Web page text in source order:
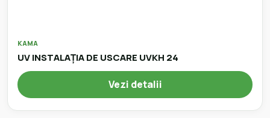
KAMA
UV INSTALAȚIA DE USCARE UVKH 24
Vezi detalii